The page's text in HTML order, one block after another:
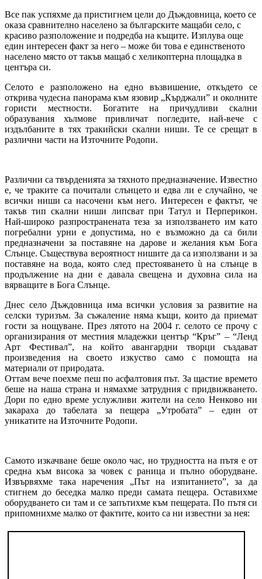
Все пак успяхме да пристигнем цели до Дъждовница, което се
оказа сравнително населено за българските мащаби село, с
красиво разположение и подредба на къщите. Изплува още
един интересен факт за него – може би това е единственото
населено място от такъв мащаб с хеликоптерна площадка в
центъра си.
Селото е разположено на едно възвишение, откъдето се
открива чудесна панорама към язовир „Кърджали” и околните
гористи местности. Богатите на причудливи скални
образувания хълмове привличат погледите, най-вече с
издълбаните в тях тракийски скални ниши. Те се срещат в
различни части на Източните Родопи.
Различни са твърденията за тяхното предназначение. Известно
е, че траките са почитали слънцето и едва ли е случайно, че
всички ниши са насочени към него. Интересен е фактът, че
такъв тип скални ниши липсват при Татул и Перперикон.
Най-широко разпространената теза за използването им като
погребални урни е допустима, но е възможно да са били
предназначени за поставяне на дарове и желания към Бога
Слънце. Съществува вероятност нишите да са използвани и за
поставяне на вода, която след престояването ù на слънце в
продължение на дни е давала свещена и духовна сила на
вярващите в Бога Слънце.
Днес село Дъждовница има всички условия за развитие на
селски туризъм. За съжаление няма къщи, които да приемат
гости за нощуване. През лятото на 2004 г. селото се прочу с
организирания от местния младежки център “Кръг” – “Ленд
Арт Фестивал”, на който авангардни творци създават
произведения на своето изкуство само с помощта на
материали от природата.
Оттам вече поехме пеш по асфалтовия път. За щастие времето
беше на наша страна и нямахме затрудния с придвижването.
Дори по едно време услужливи жители на село Ненково ни
закараха до табелата за пещера „Утробата” – един от
уникатите на Източните Родопи.
Самото изкачване беше около час, но трудността на пътя е от
средна към висока за човек с раница и пълно оборудване.
Извървяхме така наречения „Път на изпитанието”, за да
стигнем до беседка малко преди самата пещера. Оставихме
оборудването си там и се запътихме към пещерата. По пътя си
припомнихме малко от фактите, които са ни известни за нея: